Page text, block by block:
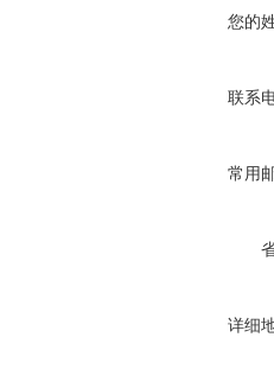
您的
联系
常用
详细